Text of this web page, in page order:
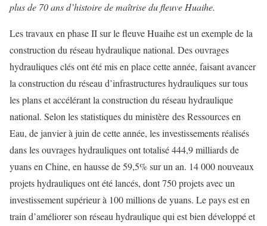
plus de 70 ans d’histoire de maîtrise du fleuve Huaihe.
Les travaux en phase II sur le fleuve Huaihe est un exemple de la
construction du réseau hydraulique national. Des ouvrages
hydrauliques clés ont été mis en place cette année, faisant avancer
la construction du réseau d’infrastructures hydrauliques sur tous
les plans et accélérant la construction du réseau hydraulique
national. Selon les statistiques du ministère des Ressources en
Eau, de janvier à juin de cette année, les investissements réalisés
dans les ouvrages hydrauliques ont totalisé 444,9 milliards de
yuans en Chine, en hausse de 59,5% sur un an. 14 000 nouveaux
projets hydrauliques ont été lancés, dont 750 projets avec un
investissement supérieur à 100 millions de yuans. Le pays est en
train d’améliorer son réseau hydraulique qui est bien développé et